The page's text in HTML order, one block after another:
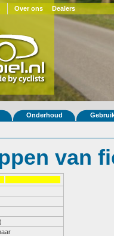
Over ons Dealers
Onderhoud
van